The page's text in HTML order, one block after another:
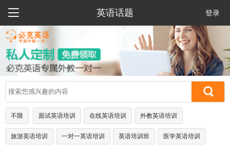
 英语话题 登录
不限 面试英语培训 在线英语培训 外教英语培训
旅游英语培训 一对一英语培训 英语培训班 医学英语培训